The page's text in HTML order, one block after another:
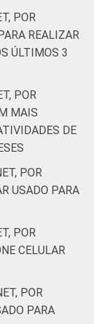
de
da
Internet no
4.
POR
REALIZAR
ÚLTIMOS 3
POR
MAIS
DE
POR
USADO PARA
POR
CELULAR
POR
PARA